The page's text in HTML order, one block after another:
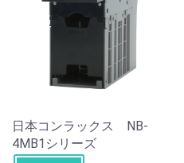
日本コンラックス NB-
4MB1シリーズ